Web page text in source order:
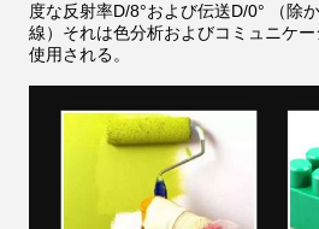
度な反射率D/8°および伝送D/0° （除
線）それは色分析およびコミュニケ
使用される。